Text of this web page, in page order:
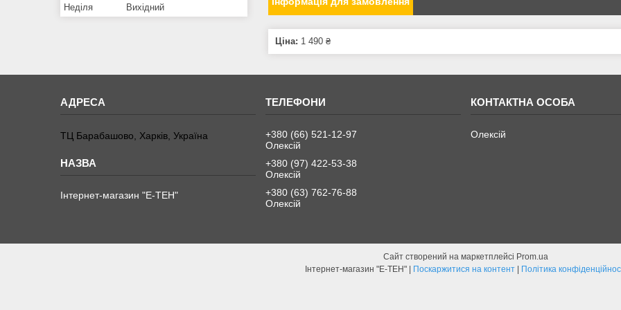
Ціна: 1 490 ₴
Неділя Вихідний
ТЦ Барабашово, Харків, Україна
Інтернет-магазин "Е-ТЕН"
+380 (66) 521-12-97
Олексій
+380 (97) 422-53-38
Олексій
+380 (63) 762-76-88
Олексій
Олексій
Сайт створений на маркетплейсі Prom.ua
Інтернет-магазин "Е-ТЕН" | Поскаржитися на контент | Політика